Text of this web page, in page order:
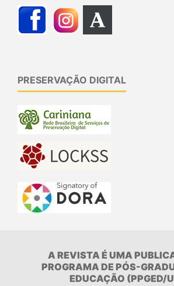
PRESERVAÇÃO DIGITAL
A REVISTA É UMA
PROGRAMA DE PÓS-
EDUCAÇÃO (PPGED/